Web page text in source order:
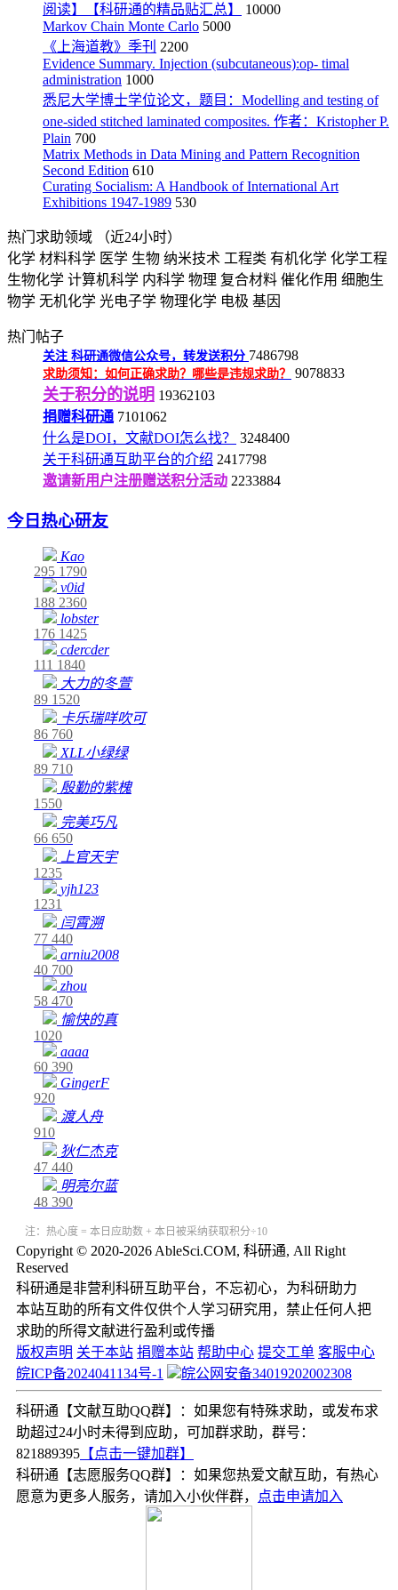
阅读】【科研通的精品贴汇总】
10000
Markov Chain Monte Carlo 5000
《上海道教》季刊 2200
Evidence Summary. Injection (subcutaneous):op- timal
administration 1000
悉尼大学博士学位论文，题目：Modelling and testing of
one-sided stitched laminated composites. 作者：Kristopher P.
Plain 700
Matrix Methods in Data Mining and Pattern Recognition
Second Edition 610
Curating Socialism: A Handbook of International Art
Exhibitions 1947-1989 530
热门求助领域
（近24小时）
化学 材料科学 医学 生物 纳米技术 工程类 有机化学 化学工程
生物化学 计算机科学 内科学 物理 复合材料 催化作用 细胞生
物学 无机化学 光电子学 物理化学 电极 基因
热门帖子
关注 科研通微信公众号，转发送积分 7486798
求助须知：如何正确求助？哪些是违规求助？ 9078833
关于积分的说明 19362103
捐赠科研通 7101062
什么是DOI，文献DOI怎么找？
3248400
关于科研通互助平台的介绍 2417798
邀请新用户注册赠送积分活动 2233884
今日热心研友
Kao
295 1790
v0id
188 2360
lobster
176 1425
cdercder
111 1840
大力的冬萱
89 1520
卡乐瑞咩吹可
86 760
XLL小绿绿
89 710
殷勤的紫槐
1550
完美巧凡
66 650
上官天宇
1235
yjh123
1231
闫霄溯
77 440
arniu2008
40 700
zhou
58 470
愉快的真
1020
aaaa
60 390
GingerF
920
渡人舟
910
狄仁杰克
47 440
明亮尔蓝
48 390
注：热心度 = 本日应助数 + 本日被采纳获取积分÷10
Copyright © 2020-2026 AbleSci.COM, 科研通, All Right
Reserved
科研通是非营利科研互助平台，不忘初心，为科研助力
本站互助的所有文件仅供个人学习研究用，禁止任何人把
求助的所得文献进行盈利或传播
版权声明 关于本站 捐赠本站 帮助中心 提交工单 客服中心
皖ICP备2024041134号-1
皖公网安备34019202002308
科研通【文献互助QQ群】：如果您有特殊求助，或发布求
助超过24小时未得到应助，可加群求助，群号：
821889395 【点击一键加群】
科研通【志愿服务QQ群】：如果您热爱文献互助，有热心
愿意为更多人服务，请加入小伙伴群，
点击申请加入